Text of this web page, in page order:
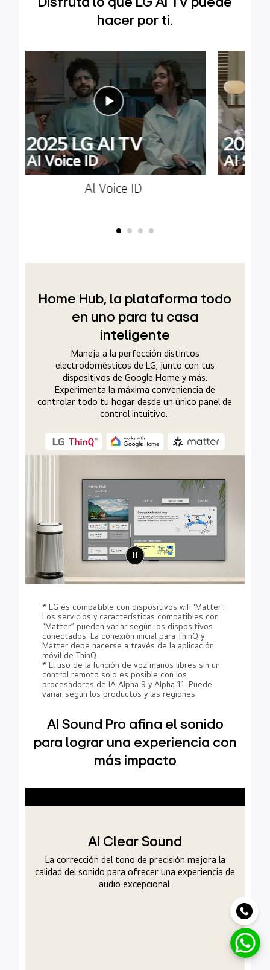
hacer por ti.
Al Voice ID
Home Hub, la plataforma todo
en uno para tu casa
inteligente
Maneja a la perfección distintos
electrodomésticos de LG, junto con tus
dispositivos de Google Home y más.
Experimenta la máxima conveniencia de
controlar todo tu hogar desde un único panel de
control intuitivo.
* LG es compatible con dispositivos wifi 'Matter'.
Los servicios y características compatibles con
“Matter” pueden variar según los dispositivos
conectados. La conexión inicial para ThinQ y
Matter debe hacerse a través de la aplicación
móvil de ThinQ.
* El uso de la función de voz manos libres sin un
control remoto solo es posible con los
procesadores de IA Alpha 9 y Alpha 11. Puede
variar según los productos y las regiones.
AI Sound Pro afina el sonido
para lograr una experiencia con
más impacto
Amplificador de sonido
dinámico con IA
El procesamiento de IA mejora el sonido de la TV
para disfrutar de una experiencia de sonido más